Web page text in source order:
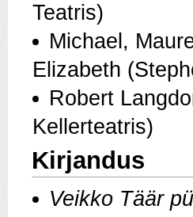
Teatris)
Michael,
Elizabeth
Robert
Kellerteatris)
Kirjandus
Veikko Täär